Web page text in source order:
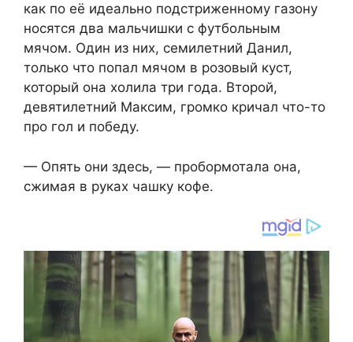
как по её идеально подстриженному газону
носятся два мальчишки с футбольным
мячом. Один из них, семилетний Данил,
только что попал мячом в розовый куст,
который она холила три года. Второй,
девятилетний Максим, громко кричал что-то
про гол и победу.
— Опять они здесь, — пробормотала она,
сжимая в руках чашку кофе.